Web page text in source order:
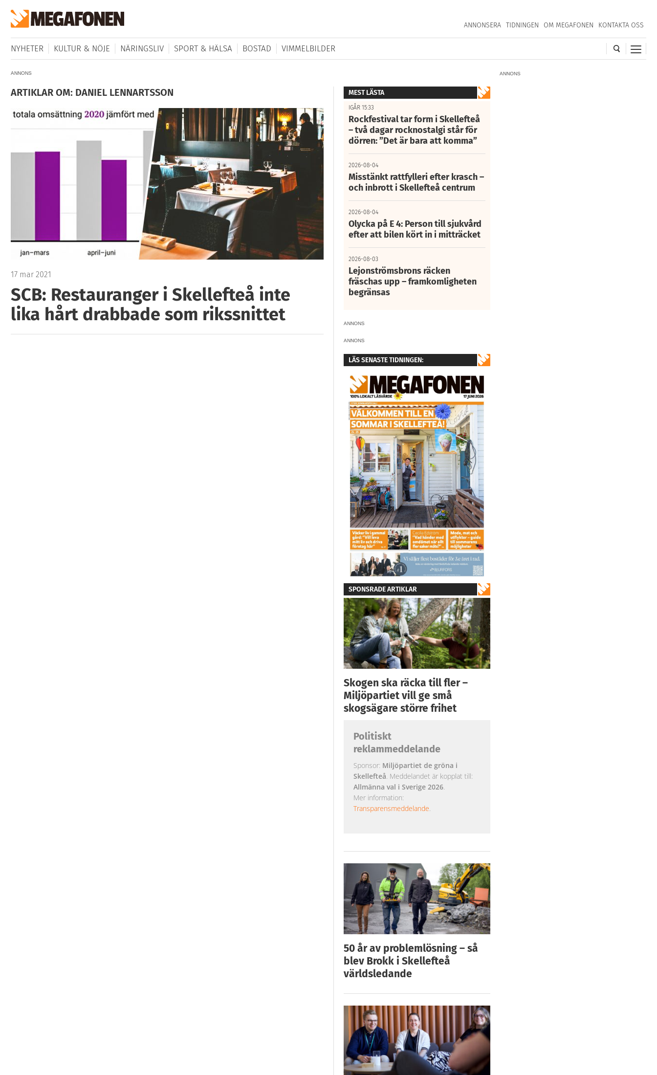
ANNONSERA TIDNINGEN OM MEGAFONEN KONTAKTA OSS
NYHETER KULTUR & NÖJE NÄRINGSLIV SPORT & HÄLSA BOSTAD VIMMELBILDER
ANNONS
ANNONS
ARTIKLAR OM: DANIEL LENNARTSSON
17 mar 2021
SCB: Restauranger i Skellefteå inte
lika hårt drabbade som rikssnittet
MEST LÄSTA
IGÅR 15:33
Rockfestival tar form i Skellefteå
– två dagar rocknostalgi står för
dörren: ”Det är bara att komma”
2026-08-04
Misstänkt rattfylleri efter krasch –
och inbrott i Skellefteå centrum
2026-08-04
Olycka på E 4: Person till sjukvård
efter att bilen kört in i mitträcket
2026-08-03
Lejonströmsbrons räcken
fräschas upp – framkomligheten
begränsas
ANNONS
ANNONS
LÄS SENASTE TIDNINGEN:
SPONSRADE ARTIKLAR
Skogen ska räcka till fler –
Miljöpartiet vill ge små
skogsägare större frihet
Politiskt
reklammeddelande
Sponsor: Miljöpartiet de gröna i
Skellefteå. Meddelandet är kopplat till:
Allmänna val i Sverige 2026.
Mer information:
Transparensmeddelande.
50 år av problemlösning – så
blev Brokk i Skellefteå
världsledande